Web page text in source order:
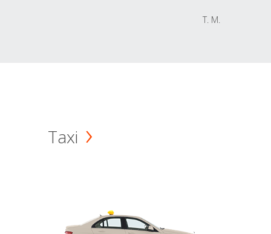
T. M.
Taxi